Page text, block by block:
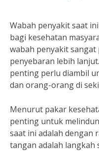
Wabah penyakit saat
bagi kesehatan
wabah penyakit
penyebaran lebih
penting perlu diambil
dan orang-orang di
Menurut pakar
penting untuk
saat ini adalah dengan
tangan adalah langkah